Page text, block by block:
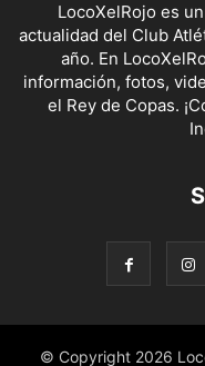
LocoXelRojo es
actualidad del Club
año. En
información, fotos,
el Rey de Copas.
© Copyright 2026